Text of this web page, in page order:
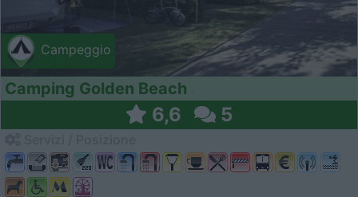
Campeggio
Camping Golden Beach
6,6 5